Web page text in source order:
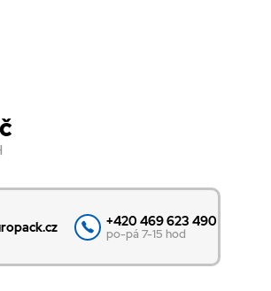
+420 469 623 490
po-pá 7-15 hod